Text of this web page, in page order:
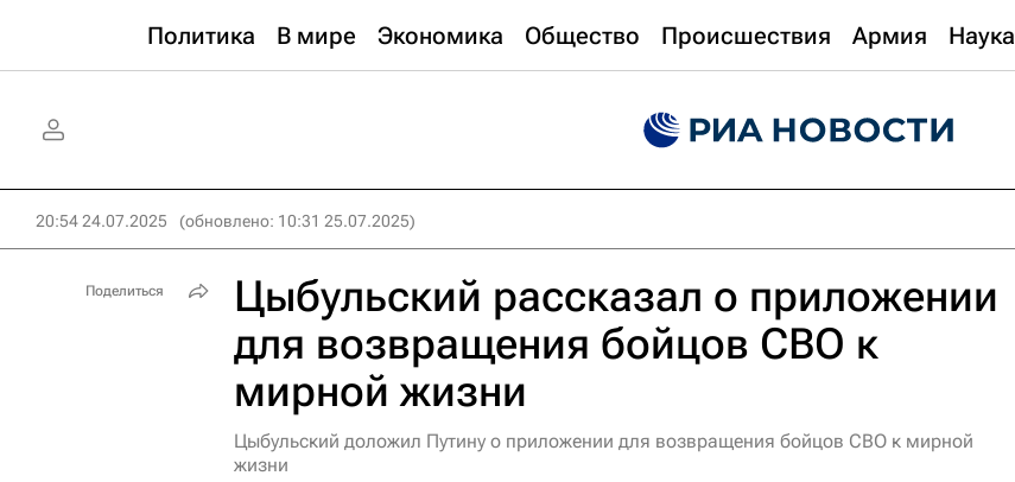
Политика В мире Экономика Общество Происшествия Армия Наука
20:54 24.07.2025 (обновлено: 10:31 25.07.2025)
Цыбульский рассказал о приложении
для возвращения бойцов СВО к
мирной жизни
Цыбульский доложил Путину о приложении для возвращения бойцов СВО к мирной
жизни
Поделиться